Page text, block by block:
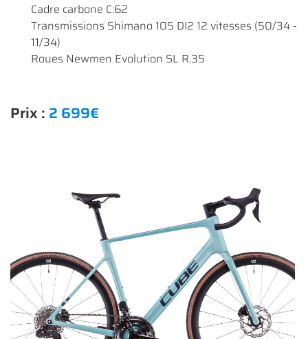
SERVICES
ACCESSOIRES
ACTUALITÉS
CONTACT
Rejoignez-
Restez
INSCRIPTION
Cadre carbone C:62
Transmissions Shimano 105 DI2 12 vitesses (50/34 -
11/34)
Roues Newmen Evolution SL R.35
Prix : 2 699€